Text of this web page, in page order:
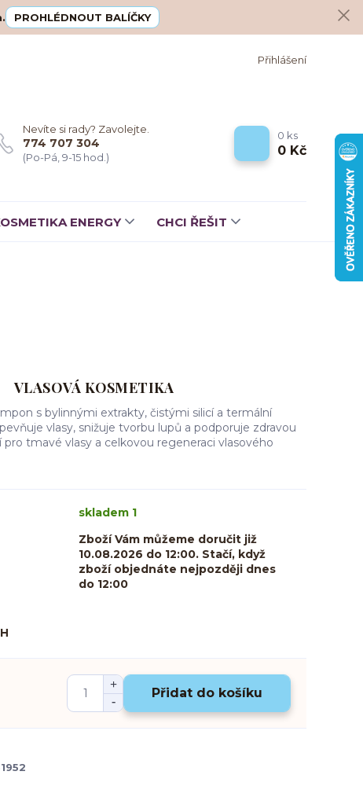
PROHLÉDNOUT BALÍČKY
Přihlášení
Nevíte si rady? Zavolejte.
774 707 304
(Po-Pá, 9-15 hod.)
0 ks
0 Kč
ENERGY CHCI ŘEŠIT
VLASOVÁ KOSMETIKA
s bylinnými extrakty, čistými silicí a termální
vlasy, snižuje tvorbu lupů a podporuje zdravou
pro tmavé vlasy a celkovou regeneraci vlasového
skladem 1
Zboží Vám můžeme doručit již
10.08.2026 do 12:00. Stačí, když
zboží objednáte nejpozději dnes
do 12:00
Přidat do košíku